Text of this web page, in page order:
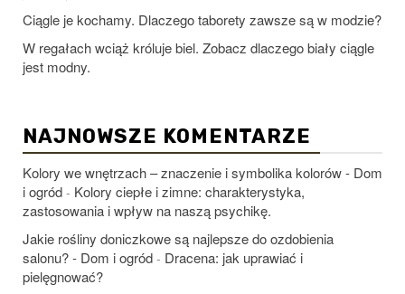
Ciągle je kochamy. Dlaczego taborety zawsze są w modzie?
W regałach wciąż króluje biel. Zobacz dlaczego biały ciągle
jest modny.
NAJNOWSZE KOMENTARZE
Kolory we wnętrzach – znaczenie i symbolika kolorów - Dom
i ogród - Kolory ciepłe i zimne: charakterystyka,
zastosowania i wpływ na naszą psychikę.
Jakie rośliny doniczkowe są najlepsze do ozdobienia
salonu? - Dom i ogród - Dracena: jak uprawiać i
pielęgnować?